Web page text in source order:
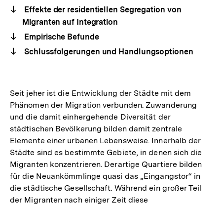
Effekte der residentiellen Segregation von
Migranten auf Integration
Empirische Befunde
Schlussfolgerungen und Handlungsoptionen
Seit jeher ist die Entwicklung der Städte mit dem
Phänomen der Migration verbunden. Zuwanderung
und die damit einhergehende Diversität der
städtischen Bevölkerung bilden damit zentrale
Elemente einer urbanen Lebensweise. Innerhalb der
Städte sind es bestimmte Gebiete, in denen sich die
Migranten konzentrieren. Derartige Quartiere bilden
für die Neuankömmlinge quasi das „Eingangstor“ in
die städtische Gesellschaft. Während ein großer Teil
der Migranten nach einiger Zeit diese